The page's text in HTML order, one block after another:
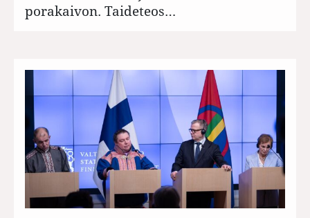
porakaivon. Taideteos…